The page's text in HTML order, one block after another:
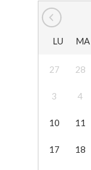
LU MA
27 28
3 4
10 11
17 18